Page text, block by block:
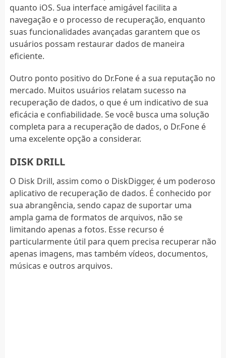
quanto iOS. Sua interface amigável facilita a
navegação e o processo de recuperação, enquanto
suas funcionalidades avançadas garantem que os
usuários possam restaurar dados de maneira
eficiente.
Outro ponto positivo do Dr.Fone é a sua reputação no
mercado. Muitos usuários relatam sucesso na
recuperação de dados, o que é um indicativo de sua
eficácia e confiabilidade. Se você busca uma solução
completa para a recuperação de dados, o Dr.Fone é
uma excelente opção a considerar.
DISK DRILL
O Disk Drill, assim como o DiskDigger, é um poderoso
aplicativo de recuperação de dados. É conhecido por
sua abrangência, sendo capaz de suportar uma
ampla gama de formatos de arquivos, não se
limitando apenas a fotos. Esse recurso é
particularmente útil para quem precisa recuperar não
apenas imagens, mas também vídeos, documentos,
músicas e outros arquivos.